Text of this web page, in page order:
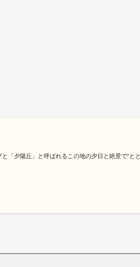
「夕陽丘」と呼ばれるこの地の夕日と絶景で“とと